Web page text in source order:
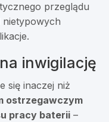
przeglądu
inwigilację
się inaczej niż
ostrzegawczym
pracy baterii –